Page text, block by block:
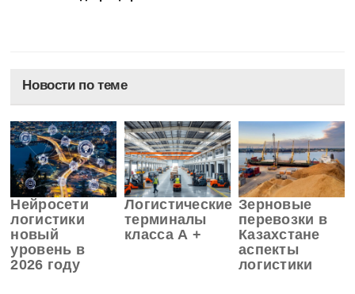
Новости по теме
Нейросети
логистики
новый
уровень в
2026 году
Логистические
терминалы
класса А +
Зерновые
перевозки в
Казахстане
аспекты
логистики